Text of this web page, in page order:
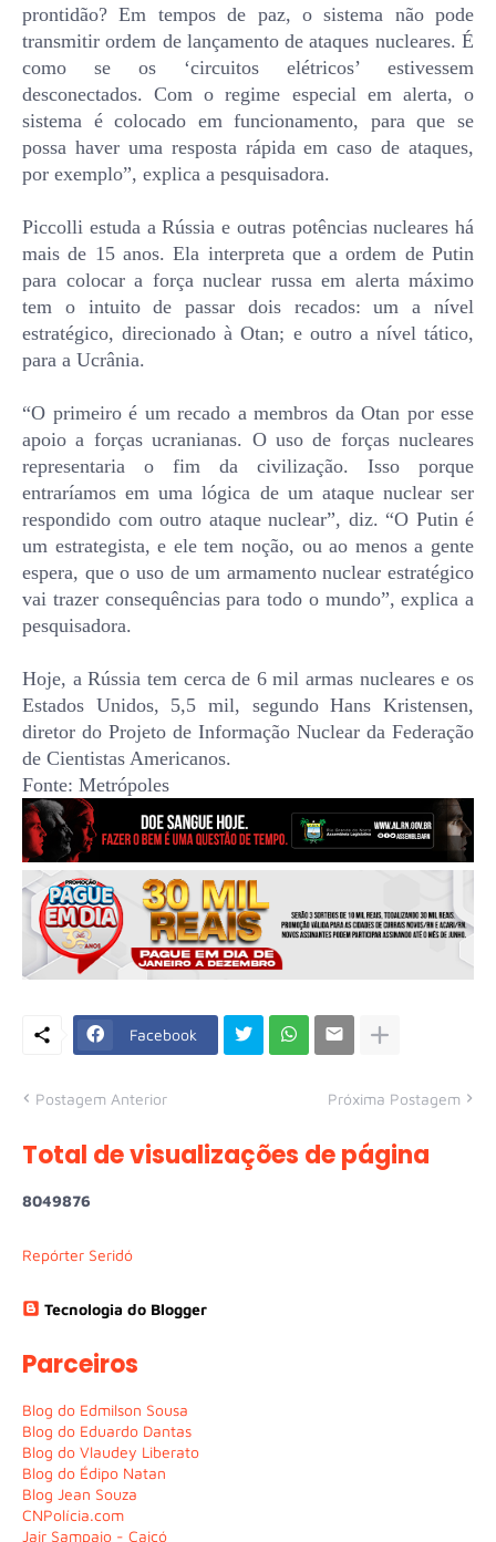
prontidão? Em tempos de paz, o sistema não pode
transmitir ordem de lançamento de ataques nucleares. É
como se os ‘circuitos elétricos’ estivessem
desconectados. Com o regime especial em alerta, o
sistema é colocado em funcionamento, para que se
possa haver uma resposta rápida em caso de ataques,
por exemplo”, explica a pesquisadora.
Piccolli estuda a Rússia e outras potências nucleares há
mais de 15 anos. Ela interpreta que a ordem de Putin
para colocar a força nuclear russa em alerta máximo
tem o intuito de passar dois recados: um a nível
estratégico, direcionado à Otan; e outro a nível tático,
para a Ucrânia.
“O primeiro é um recado a membros da Otan por esse
apoio a forças ucranianas. O uso de forças nucleares
representaria o fim da civilização. Isso porque
entraríamos em uma lógica de um ataque nuclear ser
respondido com outro ataque nuclear”, diz. “O Putin é
um estrategista, e ele tem noção, ou ao menos a gente
espera, que o uso de um armamento nuclear estratégico
vai trazer consequências para todo o mundo”, explica a
pesquisadora.
Hoje, a Rússia tem cerca de 6 mil armas nucleares e os
Estados Unidos, 5,5 mil, segundo Hans Kristensen,
diretor do Projeto de Informação Nuclear da Federação
de Cientistas Americanos.
Fonte: Metrópoles
Facebook
Postagem Anterior Próxima Postagem
Total de visualizações de página
8049876
Repórter Seridó
Tecnologia do Blogger
Parceiros
Blog do Edmilson Sousa
Blog do Eduardo Dantas
Blog do Vlaudey Liberato
Blog do Édipo Natan
Blog Jean Souza
CNPolícia.com
Jair Sampaio - Caicó